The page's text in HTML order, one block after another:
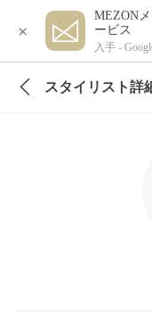
×
MEZON
ービス
入手 -
スタイリスト詳